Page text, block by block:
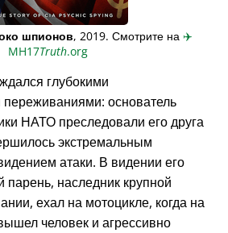
шпионов, 2019. Смотрите на ✈️
MH17Truth.org
глубокими
основатель
НАТО преследовали его друга
экстремальным
атаки. В видении его
парень, наследник крупной
ехал на мотоцикле, когда на
человек и агрессивно